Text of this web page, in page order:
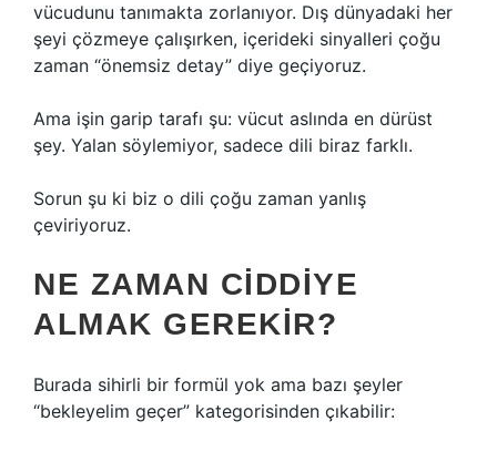
vücudunu tanımakta zorlanıyor. Dış dünyadaki her
şeyi çözmeye çalışırken, içerideki sinyalleri çoğu
zaman “önemsiz detay” diye geçiyoruz.
Ama işin garip tarafı şu: vücut aslında en dürüst
şey. Yalan söylemiyor, sadece dili biraz farklı.
Sorun şu ki biz o dili çoğu zaman yanlış
çeviriyoruz.
NE ZAMAN CIDDIYE
ALMAK GEREKIR?
Burada sihirli bir formül yok ama bazı şeyler
“bekleyelim geçer” kategorisinden çıkabilir: